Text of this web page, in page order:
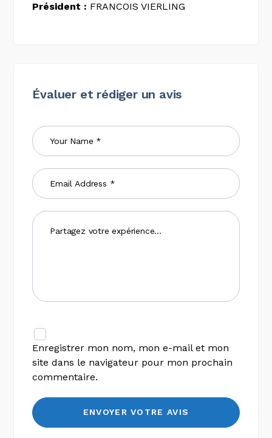
Président : FRANCOIS VIERLING
Évaluer et rédiger un avis
Enregistrer mon nom, mon e-mail et mon
site dans le navigateur pour mon prochain
commentaire.